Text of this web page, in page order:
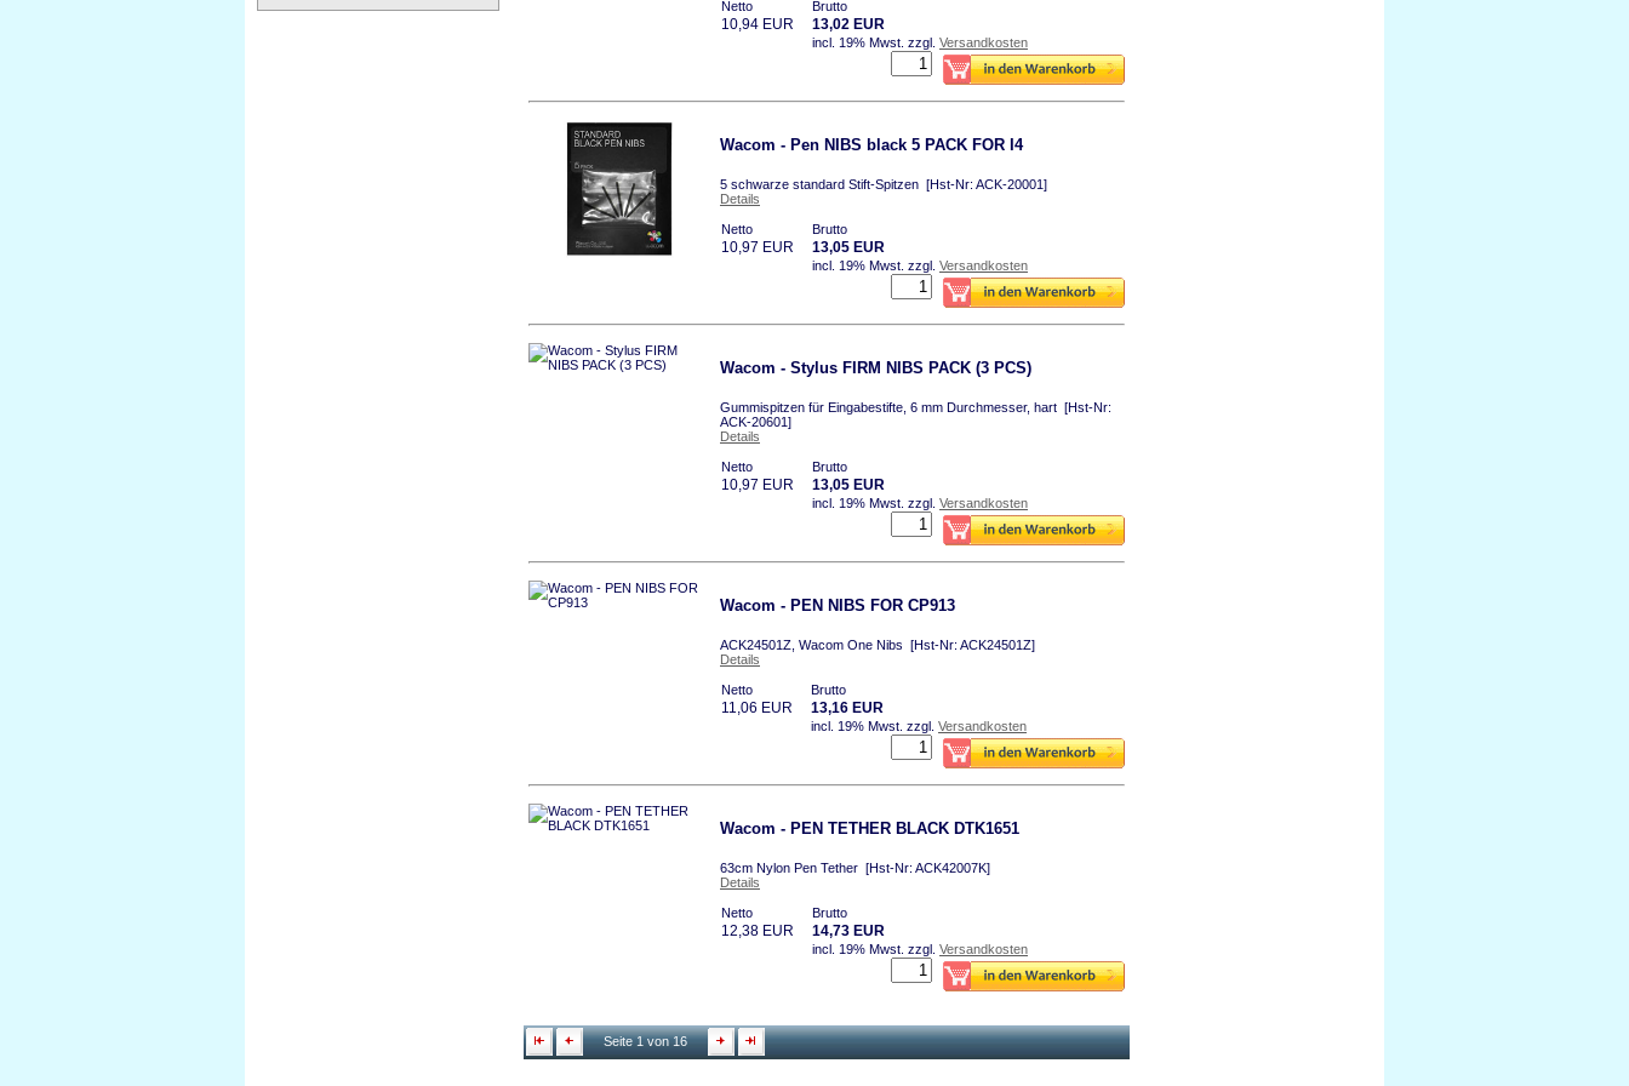
Netto Brutto
10,94 EUR 13,02 EUR
incl. 19% Mwst. zzgl. Versandkosten
Wacom - Pen NIBS black 5 PACK FOR I4
5 schwarze standard Stift-Spitzen [Hst-Nr: ACK-20001]
Details
Netto Brutto
10,97 EUR 13,05 EUR
incl. 19% Mwst. zzgl. Versandkosten
Wacom - Stylus FIRM NIBS PACK (3 PCS)
Gummispitzen für Eingabestifte, 6 mm Durchmesser, hart [Hst-Nr:
ACK-20601]
Details
Netto Brutto
10,97 EUR 13,05 EUR
incl. 19% Mwst. zzgl. Versandkosten
Wacom - PEN NIBS FOR CP913
ACK24501Z, Wacom One Nibs [Hst-Nr: ACK24501Z]
Details
Netto Brutto
11,06 EUR 13,16 EUR
incl. 19% Mwst. zzgl. Versandkosten
Wacom - PEN TETHER BLACK DTK1651
63cm Nylon Pen Tether [Hst-Nr: ACK42007K]
Details
Netto Brutto
12,38 EUR 14,73 EUR
incl. 19% Mwst. zzgl. Versandkosten
Seite 1 von 16